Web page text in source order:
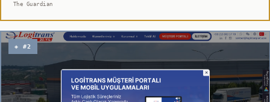
The Guardian
◈ #2